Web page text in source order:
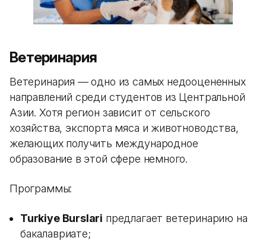
Ветеринария
Ветеринария — одно из самых недооцененных
направлений среди студентов из Центральной
Азии. Хотя регион зависит от сельского
хозяйства, экспорта мяса и животноводства,
желающих получить международное
образование в этой сфере немного.
Программы:
Turkiye Burslari предлагает ветеринарию на
бакалавриате;